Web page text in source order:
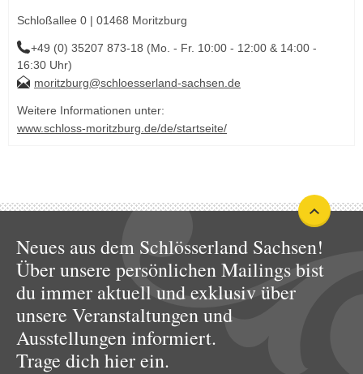
Schloßallee 0 | 01468 Moritzburg
+49 (0) 35207 873-18 (Mo. - Fr. 10:00 - 12:00 & 14:00 -
16:30 Uhr)
moritzburg@schloesserland-sachsen.de
Weitere Informationen unter:
www.schloss-moritzburg.de/de/startseite/
Neues aus dem Schlösserland Sachsen!
Über unsere persönlichen Mailings bist
du immer aktuell und exklusiv über
unsere Veranstaltungen und
Ausstellungen informiert.
Trage dich hier ein.